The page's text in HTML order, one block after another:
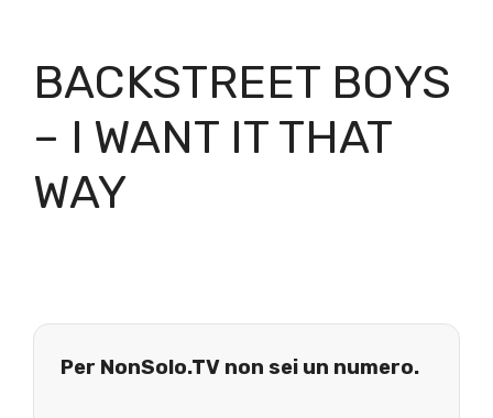
BACKSTREET BOYS
– I WANT IT THAT
WAY
Per NonSolo.TV non sei un numero.